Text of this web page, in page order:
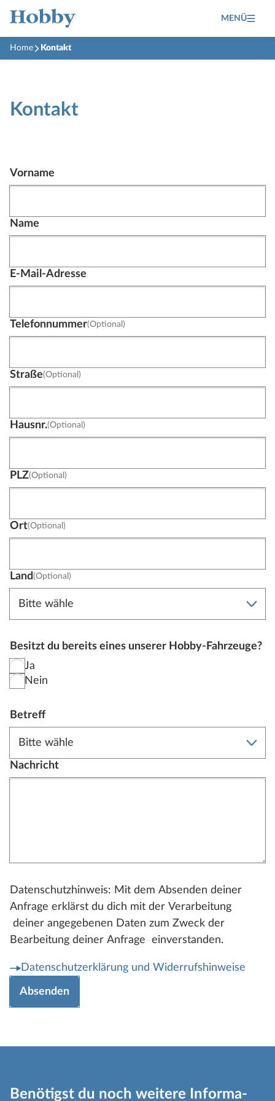
MENÜ
Home Kontakt
Kontakt
Vorname
Name
E-Mail-Adresse
Telefonnummer(Optional)
Straße(Optional)
Hausnr.(Optional)
PLZ(Optional)
Ort(Optional)
Land(Optional)
Besitzt du bereits eines unserer Hobby-Fahrzeuge?
Ja
Nein
Betreff
Nachricht
Datenschutzhinweis: Mit dem Absenden deiner
Anfrage erklärst du dich mit der Verarbeitung
deiner angegebenen Daten zum Zweck der
Bearbeitung deiner Anfrage einverstanden.
Datenschutzerklärung und Widerrufshinweise
Absenden
Benötigst du noch weitere Informa­